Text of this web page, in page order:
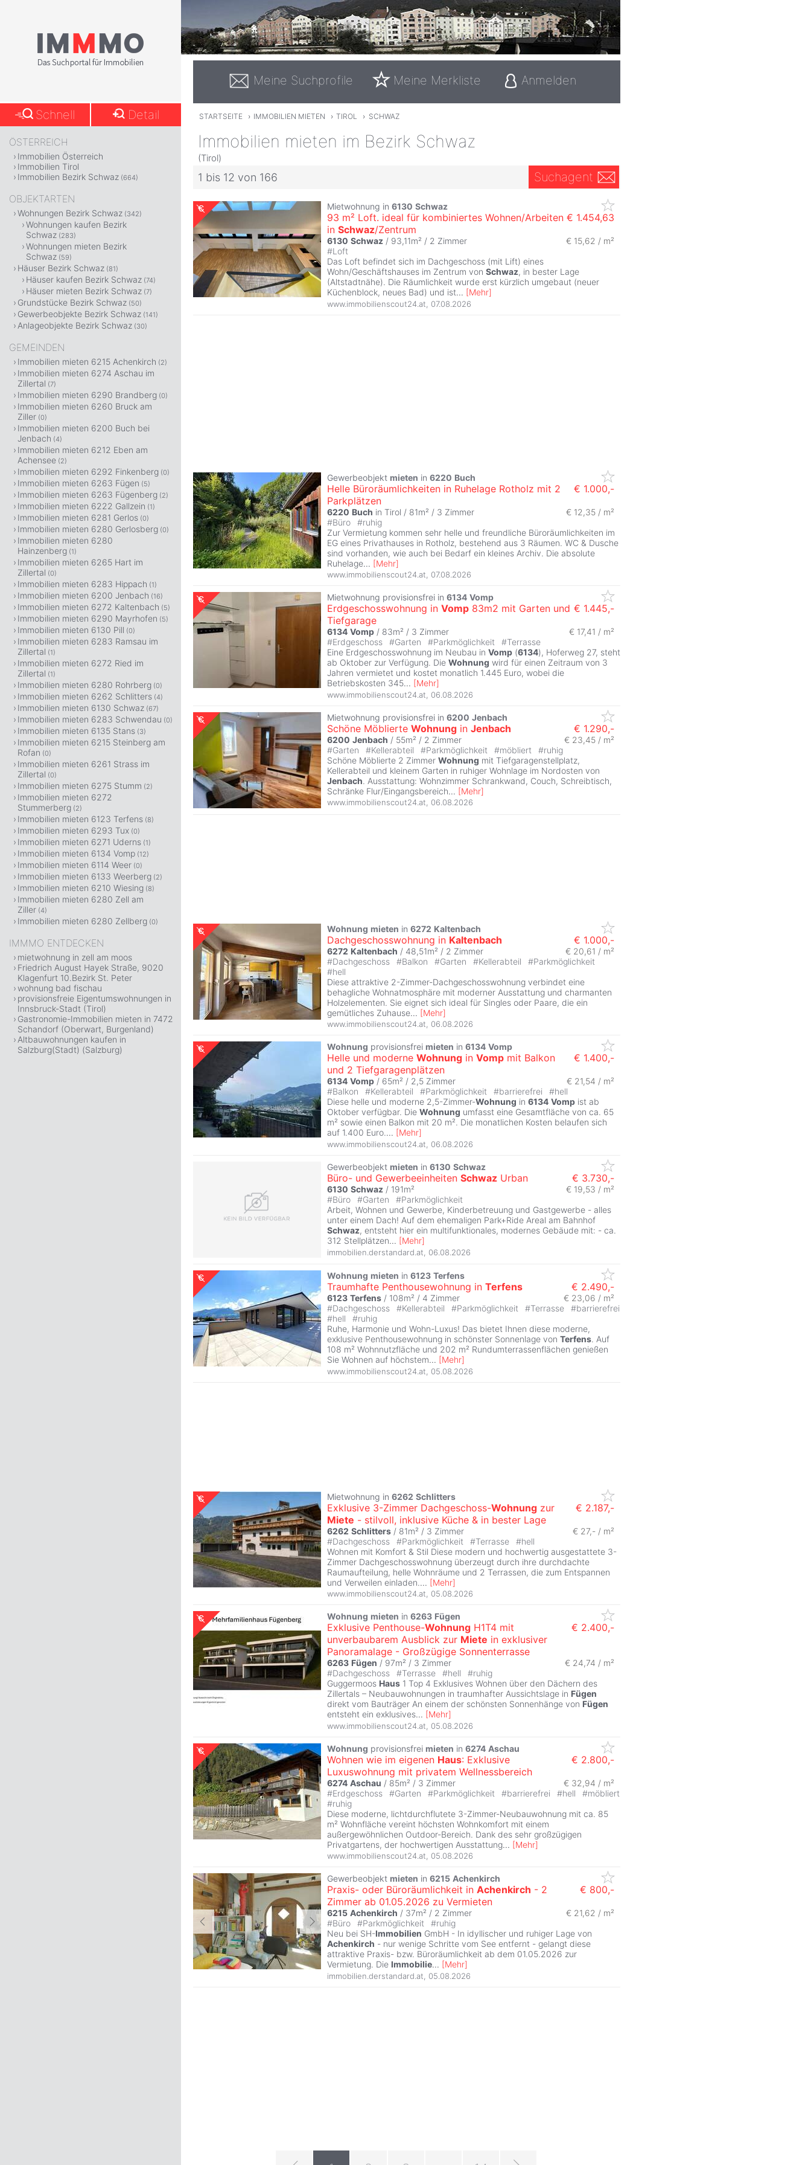
Meine Suchprofile Meine Merkliste Anmelden
STARTSEITE › IMMOBILIEN MIETEN › TIROL › SCHWAZ
Immobilien mieten im Bezirk Schwaz
(Tirol)
1 bis 12 von 166 Suchagent
Mietwohnung in 6130 Schwaz
93 m² Loft. ideal für kombiniertes Wohnen/Arbeiten
in Schwaz/Zentrum
€ 1.454,63
6130 Schwaz / 93,11m² / 2 Zimmer
€ 15,62 / m²
#Loft
Das Loft befindet sich im Dachgeschoss (mit Lift) eines
Wohn/Geschäftshauses im Zentrum von Schwaz, in bester Lage
(Altstadtnähe). Die Räumlichkeit wurde erst kürzlich umgebaut (neuer
Küchenblock, neues Bad) und ist... [Mehr]
www.immobilienscout24.at 07.08.2026
Gewerbeobjekt mieten in 6220 Buch
Helle Büroräumlichkeiten in Ruhelage Rotholz mit 2
Parkplätzen
€ 1.000,-
6220 Buch in Tirol / 81m² / 3 Zimmer
€ 12,35 / m²
#Büro #ruhig
Zur Vermietung kommen sehr helle und freundliche Büroräumlichkeiten im
EG eines Privathauses in Rotholz, bestehend aus 3 Räumen. WC & Dusche
sind vorhanden, wie auch bei Bedarf ein kleines Archiv. Die absolute
Ruhelage... [Mehr]
www.immobilienscout24.at, 07.08.2026
Mietwohnung provisionsfrei in 6134 Vomp
Erdgeschosswohnung in Vomp 83m2 mit Garten und
Tiefgarage
€ 1.445,-
6134 Vomp / 83m² / 3 Zimmer
€ 17,41 / m²
#Erdgeschoss #Garten #Parkmöglichkeit #Terrasse
Eine Erdgeschosswohnung im Neubau in Vomp (6134), Hoferweg 27, steht
ab Oktober zur Verfügung. Die Wohnung wird für einen Zeitraum von 3
Jahren vermietet und kostet monatlich 1.445 Euro, wobei die
Betriebskosten 345... [Mehr]
www.immobilienscout24.at 06.08.2026
Mietwohnung provisionsfrei in 6200 Jenbach
Schöne Möblierte Wohnung in Jenbach € 1.290,-
6200 Jenbach / 55m² / 2 Zimmer
€ 23,45 / m²
#Garten #Kellerabteil #Parkmöglichkeit #möbliert #ruhig
Schöne Möblierte 2 Zimmer Wohnung mit Tiefgaragenstellplatz,
Kellerabteil und kleinem Garten in ruhiger Wohnlage im Nordosten von
Jenbach. Ausstattung: Wohnzimmer Schrankwand, Couch, Schreibtisch,
Schränke Flur/Eingangsbereich... [Mehr]
www.immobilienscout24.at, 06.08.2026
Wohnung mieten in 6272 Kaltenbach
Dachgeschosswohnung in Kaltenbach € 1.000,-
6272 Kaltenbach / 48,51m² / 2 Zimmer
€ 20,61 / m²
#Dachgeschoss #Balkon #Garten #Kellerabteil #Parkmöglichkeit
#hell
Diese attraktive 2-Zimmer-Dachgeschosswohnung verbindet eine
behagliche Wohnatmosphäre mit moderner Ausstattung und charmanten
Holzelementen. Sie eignet sich ideal für Singles oder Paare, die ein
gemütliches Zuhause... [Mehr]
www.immobilienscout24.at, 06.08.2026
Wohnung provisionsfrei mieten in 6134 Vomp
Helle und moderne Wohnung in Vomp mit Balkon
und 2 Tiefgaragenplätzen
€ 1.400,-
6134 Vomp / 65m² / 2,5 Zimmer
€ 21,54 / m²
#Balkon #Kellerabteil #Parkmöglichkeit #barrierefrei #hell
Diese helle und moderne 2,5-Zimmer-Wohnung in 6134 Vomp ist ab
Oktober verfügbar. Die Wohnung umfasst eine Gesamtfläche von ca. 65
m² sowie einen Balkon mit 20 m². Die monatlichen Kosten belaufen sich
auf 1.400 Euro.... [Mehr]
www.immobilienscout24.at 06.08.2026
Gewerbeobjekt mieten in 6130 Schwaz
Büro- und Gewerbeeinheiten Schwaz Urban € 3.730,-
6130 Schwaz / 191m²
€ 19,53 / m²
#Büro #Garten #Parkmöglichkeit
Arbeit, Wohnen und Gewerbe, Kinderbetreuung und Gastgewerbe - alles
unter einem Dach! Auf dem ehemaligen Park+Ride Areal am Bahnhof
Schwaz, entsteht hier ein multifunktionales, modernes Gebäude mit: - ca.
312 Stellplätzen... [Mehr]
immobilien.derstandard.at 06.08.2026
Wohnung mieten in 6123 Terfens
Traumhafte Penthousewohnung in Terfens € 2.490,-
6123 Terfens / 108m² / 4 Zimmer
€ 23,06 / m²
#Dachgeschoss #Kellerabteil #Parkmöglichkeit #Terrasse #barrierefrei
#hell #ruhig
Ruhe, Harmonie und Wohn-Luxus! Das bietet Ihnen diese moderne,
exklusive Penthousewohnung in schönster Sonnenlage von Terfens. Auf
108 m² Wohnnutzfläche und 202 m² Rundumterrassenflächen genießen
Sie Wohnen auf höchstem... [Mehr]
www.immobilienscout24.at 05.08.2026
Mietwohnung in 6262 Schlitters
Exklusive 3-Zimmer Dachgeschoss-Wohnung zur
Miete - stilvoll, inklusive Küche & in bester Lage
€ 2.187,-
6262 Schlitters / 81m² / 3 Zimmer
€ 27,- / m²
#Dachgeschoss #Parkmöglichkeit #Terrasse #hell
Wohnen mit Komfort & Stil Diese modern und hochwertig ausgestattete 3-
Zimmer Dachgeschosswohnung überzeugt durch ihre durchdachte
Raumaufteilung, helle Wohnräume und 2 Terrassen, die zum Entspannen
und Verweilen einladen.... [Mehr]
www.immobilienscout24.at, 05.08.2026
Wohnung mieten in 6263 Fügen
Exklusive Penthouse-Wohnung H1T4 mit
unverbaubarem Ausblick zur Miete in exklusiver
Panoramalage - Großzügige Sonnenterrasse
€ 2.400,-
6263 Fügen / 97m² / 3 Zimmer
€ 24,74 / m²
#Dachgeschoss #Terrasse #hell #ruhig
Guggermoos Haus 1 Top 4 Exklusives Wohnen über den Dächern des
Zillertals – Neubauwohnungen in traumhafter Aussichtslage in Fügen
direkt vom Bauträger An einem der schönsten Sonnenhänge von Fügen
entsteht ein exklusives... [Mehr]
www.immobilienscout24.at 05.08.2026
Wohnung provisionsfrei mieten in 6274 Aschau
Wohnen wie im eigenen Haus: Exklusive
Luxuswohnung mit privatem Wellnessbereich
€ 2.800,-
6274 Aschau / 85m² / 3 Zimmer
€ 32,94 / m²
#Erdgeschoss #Garten #Parkmöglichkeit #barrierefrei #hell #möbliert
#ruhig
Diese moderne, lichtdurchflutete 3-Zimmer-Neubauwohnung mit ca. 85
m² Wohnfläche vereint höchsten Wohnkomfort mit einem
außergewöhnlichen Outdoor-Bereich. Dank des sehr großzügigen
Privatgartens, der hochwertigen Ausstattung... [Mehr]
www.immobilienscout24.at, 05.08.2026
Gewerbeobjekt mieten in 6215 Achenkirch
Praxis- oder Büroräumlichkeit in Achenkirch - 2
Zimmer ab 01.05.2026 zu Vermieten
€ 800,-
6215 Achenkirch / 37m² / 2 Zimmer € 21,62 / m²
#Büro #Parkmöglichkeit #ruhig
Neu bei SH-Immobilien GmbH - In idyllischer und ruhiger Lage von
Achenkirch - nur wenige Schritte vom See entfernt - gelangt diese
attraktive Praxis- bzw. Büroräumlichkeit ab dem 01.05.2026 zur
Vermietung. Die Immobilie... [Mehr]
immobilien.derstandard.at 05.08.2026
Schnell Detail
ÖSTERREICH
Immobilien Österreich
Immobilien Tirol
Immobilien Bezirk Schwaz (664)
OBJEKTARTEN
Wohnungen Bezirk Schwaz (342)
Wohnungen kaufen Bezirk
Schwaz (283)
Wohnungen mieten Bezirk
Schwaz (59)
Häuser Bezirk Schwaz (81)
Häuser kaufen Bezirk Schwaz (74)
Häuser mieten Bezirk Schwaz (7)
Grundstücke Bezirk Schwaz (50)
Gewerbeobjekte Bezirk Schwaz (141)
Anlageobjekte Bezirk Schwaz (30)
GEMEINDEN
Immobilien mieten 6215 Achenkirch (2)
Immobilien mieten 6274 Aschau im
Zillertal (7)
Immobilien mieten 6290 Brandberg (0)
Immobilien mieten 6260 Bruck am
Ziller (0)
Immobilien mieten 6200 Buch bei
Jenbach (4)
Immobilien mieten 6212 Eben am
Achensee (2)
Immobilien mieten 6292 Finkenberg (0)
Immobilien mieten 6263 Fügen (5)
Immobilien mieten 6263 Fügenberg (2)
Immobilien mieten 6222 Gallzein (1)
Immobilien mieten 6281 Gerlos (0)
Immobilien mieten 6280 Gerlosberg (0)
Immobilien mieten 6280
Hainzenberg (1)
Immobilien mieten 6265 Hart im
Zillertal (0)
Immobilien mieten 6283 Hippach (1)
Immobilien mieten 6200 Jenbach (16)
Immobilien mieten 6272 Kaltenbach (5)
Immobilien mieten 6290 Mayrhofen (5)
Immobilien mieten 6130 Pill (0)
Immobilien mieten 6283 Ramsau im
Zillertal (1)
Immobilien mieten 6272 Ried im
Zillertal (1)
Immobilien mieten 6280 Rohrberg (0)
Immobilien mieten 6262 Schlitters (4)
Immobilien mieten 6130 Schwaz (67)
Immobilien mieten 6283 Schwendau (0)
Immobilien mieten 6135 Stans (3)
Immobilien mieten 6215 Steinberg am
Rofan (0)
Immobilien mieten 6261 Strass im
Zillertal (0)
Immobilien mieten 6275 Stumm (2)
Immobilien mieten 6272
Stummerberg (2)
Immobilien mieten 6123 Terfens (8)
Immobilien mieten 6293 Tux (0)
Immobilien mieten 6271 Uderns (1)
Immobilien mieten 6134 Vomp (12)
Immobilien mieten 6114 Weer (0)
Immobilien mieten 6133 Weerberg (2)
Immobilien mieten 6210 Wiesing (8)
Immobilien mieten 6280 Zell am
Ziller (4)
Immobilien mieten 6280 Zellberg (0)
IMMMO ENTDECKEN
mietwohnung in zell am moos
Friedrich August Hayek Straße, 9020
Klagenfurt 10.Bezirk St. Peter
wohnung bad fischau
provisionsfreie Eigentumswohnungen in
Innsbruck-Stadt (Tirol)
Gastronomie-Immobilien mieten in 7472
Schandorf (Oberwart, Burgenland)
Altbauwohnungen kaufen in
Salzburg(Stadt) (Salzburg)